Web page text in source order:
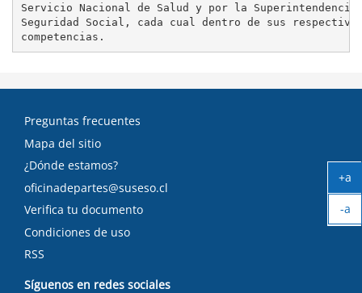
Servicio Nacional de Salud y por la Superintendencia
Seguridad Social, cada cual dentro de sus
Preguntas frecuentes
Mapa del sitio
¿Dónde estamos?
oficinadepartes@suseso.cl
Verifica tu documento
Condiciones de uso
RSS
Síguenos en redes sociales
+a
-a